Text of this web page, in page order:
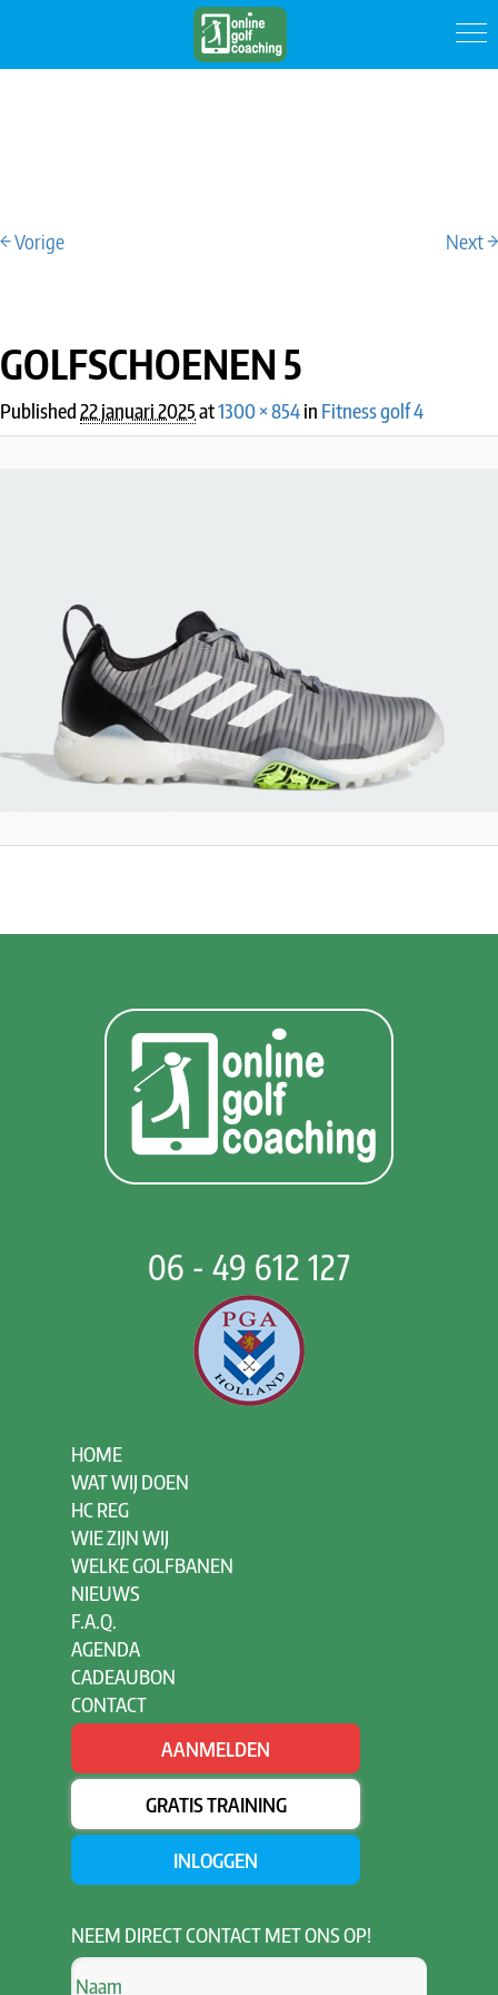
IMAGE NAVIGATION
← Vorige Next →
GOLFSCHOENEN 5
Published22 januari 2025at1300 × 854in Fitness golf 4
06 - 49 612 127
HOME
WAT WIJ DOEN
HC REG
WIE ZIJN WIJ
WELKE GOLFBANEN
NIEUWS
F.A.Q.
AGENDA
CADEAUBON
CONTACT
AANMELDEN
GRATIS TRAINING
INLOGGEN
NEEM DIRECT CONTACT MET ONS OP!